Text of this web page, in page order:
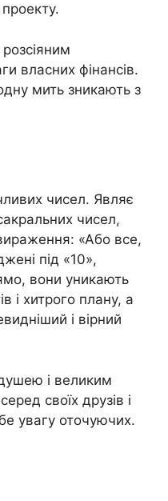
власних фінансів.
мить зникають з
чисел. Являє
чисел,
«Або все,
під «10»,
вони уникають
і хитрого плану, а
і вірний
і великим
своїх друзів і
увагу оточуючих.